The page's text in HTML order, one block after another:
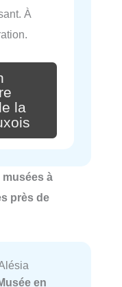
À
la
à
près de
en